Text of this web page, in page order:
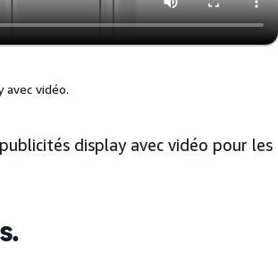
vidéo.
display avec vidéo pour les